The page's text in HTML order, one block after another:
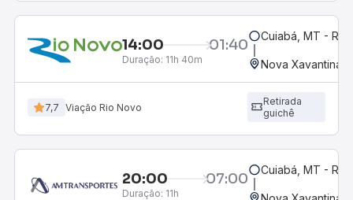
14:00 01:40
Duração: 11h 40m
Cuiabá, MT -
Nova Xavantina,
7,7 Viação Rio Novo
Retirada
guichê
20:00 07:00
Duração: 11h
Cuiabá, MT -